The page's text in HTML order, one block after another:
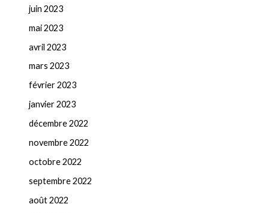
juin 2023
mai 2023
avril 2023
mars 2023
février 2023
janvier 2023
décembre 2022
novembre 2022
octobre 2022
septembre 2022
août 2022